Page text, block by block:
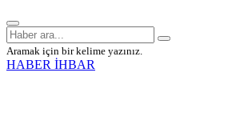
Aramak için bir kelime yazınız.
HABER İHBAR